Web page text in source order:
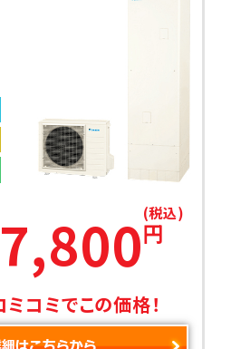
円
(税込)
コミでこの価格！